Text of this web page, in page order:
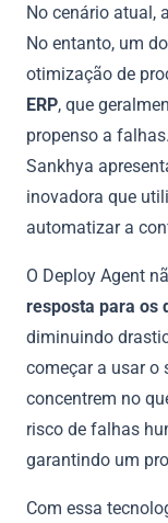
No cenário atual,
No entanto, um
otimização de
ERP, que
propenso a
Sankhya
inovadora que
automatizar a
O Deploy Agent
resposta para os
diminuindo
começar a usar o
concentrem no
risco de falhas
garantindo um
Com essa